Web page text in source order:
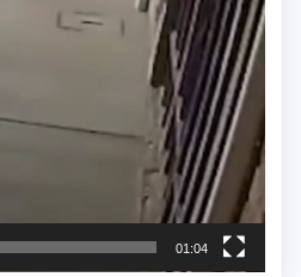
01:04